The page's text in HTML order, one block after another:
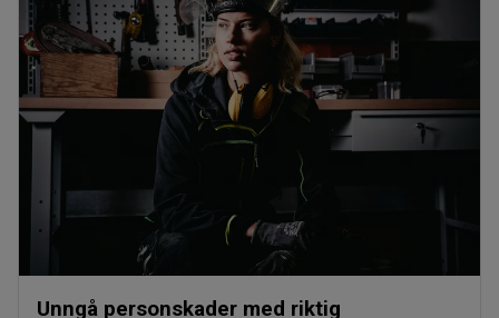
Unngå personskader med riktig